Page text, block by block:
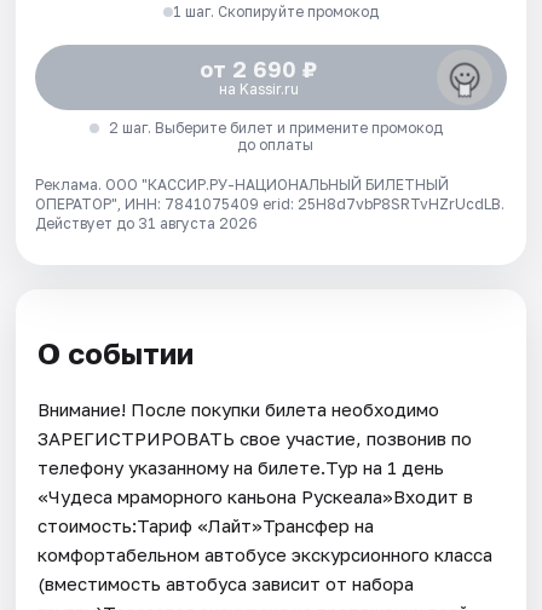
1 шаг. Скопируйте промокод
от 2 690 ₽
на Kassir.ru
2 шаг. Выберите билет и примените промокод
до оплаты
Реклама. ООО "КАССИР.РУ-НАЦИОНАЛЬНЫЙ БИЛЕТНЫЙ
ОПЕРАТОР", ИНН: 7841075409 erid: 25H8d7vbP8SRTvHZrUcdLB.
Действует до 31 августа 2026
О событии
Внимание! После покупки билета необходимо
ЗАРЕГИСТРИРОВАТЬ свое участие, позвонив по
телефону указанному на билете.Тур на 1 день
«Чудеса мраморного каньона Рускеала»Входит в
стоимость:Тариф «Лайт»Трансфер на
комфортабельном автобусе экскурсионного класса
(вместимость автобуса зависит от набора